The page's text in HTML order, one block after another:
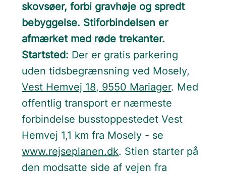
skovsøer, forbi gravhøje og spredt
bebyggelse. Stiforbindelsen er
afmærket med røde trekanter.
Startsted: Der er gratis parkering
uden tidsbegrænsning ved Mosely,
Vest Hemvej 18, 9550 Mariager. Med
offentlig transport er nærmeste
forbindelse busstoppestedet Vest
Hemvej 1,1 km fra Mosely - se
www.rejseplanen.dk. Stien starter på
den modsatte side af vejen fra